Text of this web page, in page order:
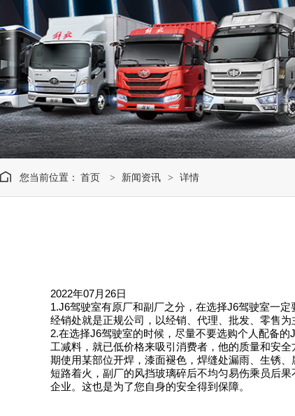
您当前位置： 首页 > 新闻资讯 > 详情
2022年07月26日
1.J6驾驶室有原厂和副厂之分，在选择J6驾驶室一
经销处就是正规公司，以经销、代理、批发、零售
2.在选择J6驾驶室的时候，尽量不要选购个人配备
工减料，就已低价格来吸引消费者，他的质量和安
期使用某部位开焊，漆面褪色，焊缝处漏雨、生锈
短路着火，副厂的风挡玻璃碎后不均匀易伤乘员后
企业。这也是为了您自身的安全得到保障。